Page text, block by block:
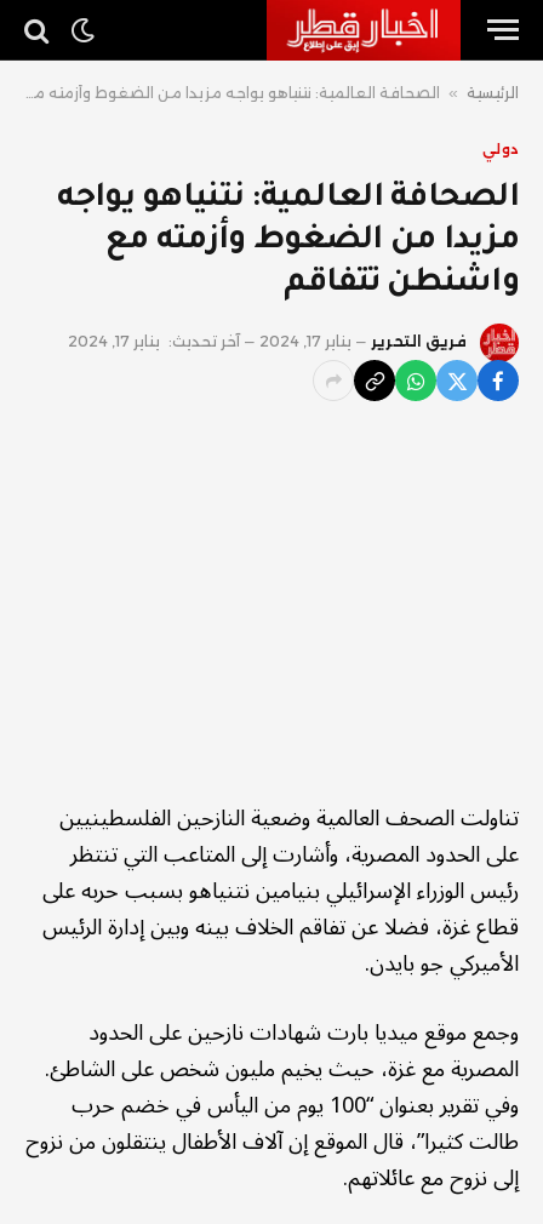
الرئيسية » الصحافة العالمية: نتنياهو يواجه مزيدا من الضغوط وأزمته مع واشنطن تتفاقم
دولي
الصحافة العالمية: نتنياهو يواجه
مزيدا من الضغوط وأزمته مع
واشنطن تتفاقم
فريق التحرير يناير 17, 2024 آخر تحديث: يناير 17, 2024
تناولت الصحف العالمية وضعية النازحين الفلسطينيين
على الحدود المصرية، وأشارت إلى المتاعب التي تنتظر
رئيس الوزراء الإسرائيلي بنيامين نتنياهو بسبب حربه على
قطاع غزة، فضلا عن تفاقم الخلاف بينه وبين إدارة الرئيس
الأميركي جو بايدن.
وجمع موقع ميديا بارت شهادات نازحين على الحدود
المصرية مع غزة، حيث يخيم مليون شخص على الشاطئ.
وفي تقرير بعنوان “100 يوم من اليأس في خضم حرب
طالت كثيرا”، قال الموقع إن آلاف الأطفال ينتقلون من نزوح
إلى نزوح مع عائلاتهم.